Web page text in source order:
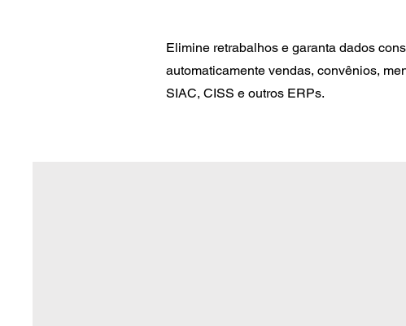
Elimine retrabalhos e garanta dados
automaticamente vendas, convênios,
SIAC, CISS e outros ERPs.